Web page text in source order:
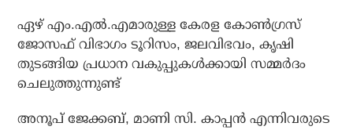
ഏഴ് എം.എൽ.എമാരുള്ള കേരള കോൺ​ഗ്രസ്
ജോസഫ് വിഭാ​ഗം ടൂറിസം, ജലവിഭവം, കൃഷി
തുടങ്ങിയ പ്രധാന വകുപ്പുകൾക്കായി സമ്മർദം
ചെലുത്തുന്നുണ്ട്
അനൂപ് ജേക്കബ്, മാണി സി. കാപ്പൻ എന്നിവരുടെ